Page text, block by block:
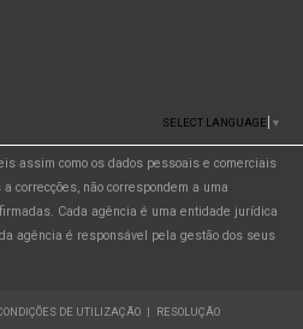
SELECT LANGUAGE ▼
assim como os dados pessoais e comerciais
correcções, não correspondem a uma
Cada agência é uma entidade jurídica
agência é responsável pela gestão dos seus
DE UTILIZAÇÃO RESOLUÇÃO